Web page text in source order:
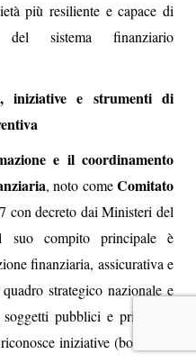
più resiliente e capace di
sistema finanziario
iniziative e strumenti di
e il coordinamento
, noto comeComitato
con decreto dai Ministeri del
compito principale è
finanziaria, assicurativa e
strategico nazionale e
pubblici e privati. Il
iniziative (bollino di